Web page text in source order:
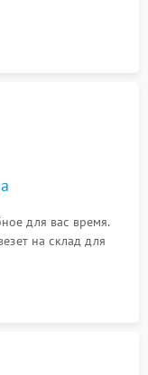
для вас время.
на склад для